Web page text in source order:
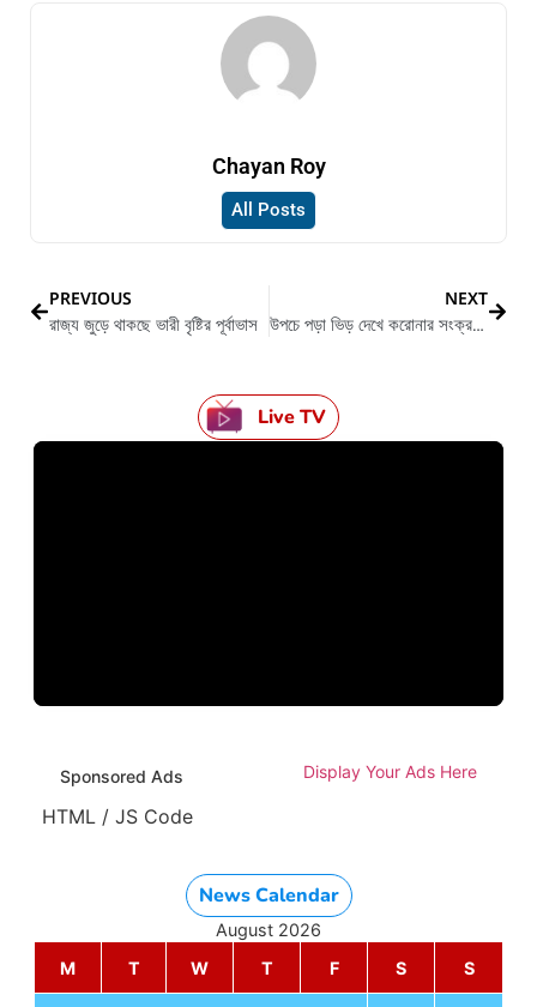
Chayan Roy
All Posts
PREVIOUS
রাজ্য জুড়ে থাকছে ভারী বৃষ্টির পূর্বাভাস
NEXT
উপচে পড়া ভিড় দেখে করোনার সংক্রমণের আশঙ্কা উড়িয়ে দেওয়া যাচ্ছে না
Live TV
Sponsored Ads Display Your Ads Here
HTML / JS Code
News Calendar
August 2026
M
T W T F S S